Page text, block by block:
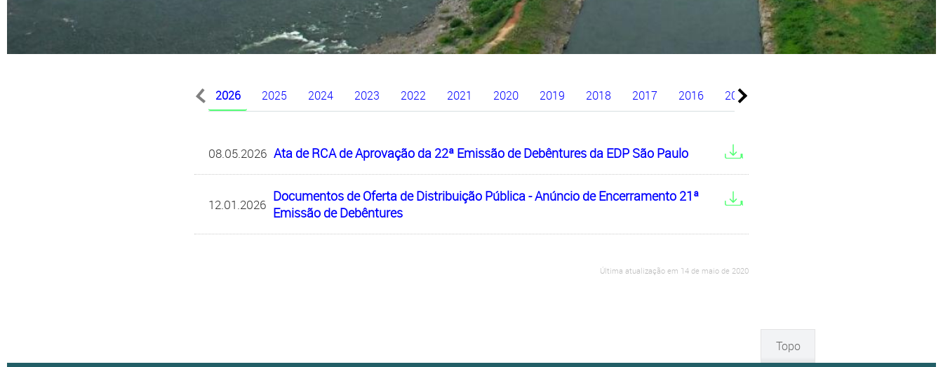
Demonstrações Financeiras e Formulário de Referência Avisos aos
Mailing
2026 2025 2024 2023 2022 2021 2020 2019 2018 2017 2016 2015
08.05.2026 Ata de RCA de Aprovação da 22ª Emissão de Debêntures da EDP São Paulo
12.01.2026 Documentos de Oferta de Distribuição Pública - Anúncio de Encerramento 21ª
Emissão de Debêntures
Última atualização em 14 de maio de 2020
Topo